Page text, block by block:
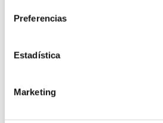
Preferencias
Estadística
Marketing
Linterna boligrafo inspector